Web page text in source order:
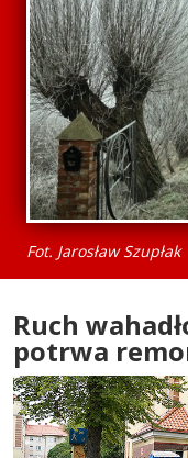
Fot. Jarosław Szupłak
Ruch
potrwa